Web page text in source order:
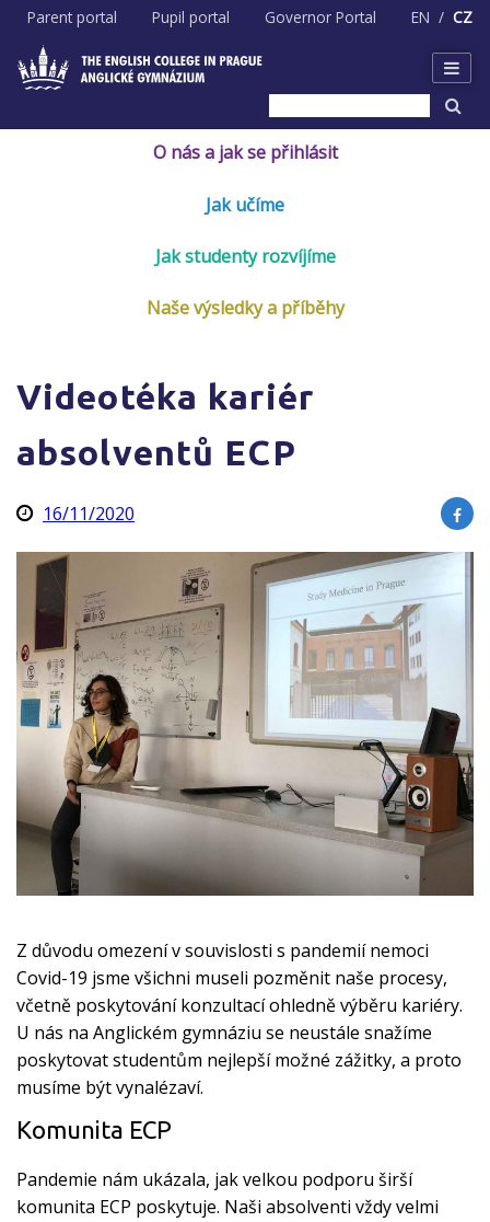
Skip
content
Parent portal Pupil portal Governor Portal EN CZ
O nás a jak se přihlásit
Jak učíme
Jak studenty rozvíjíme
Naše výsledky a příběhy
Videotéka kariér
absolventů ECP
16/11/2020
Z důvodu omezení v souvislosti s pandemií nemoci
Covid-19 jsme všichni museli pozměnit naše procesy,
včetně poskytování konzultací ohledně výběru kariéry.
U nás na Anglickém gymnáziu se neustále snažíme
poskytovat studentům nejlepší možné zážitky, a proto
musíme být vynalézaví.
Komunita ECP
Pandemie nám ukázala, jak velkou podporu širší
komunita ECP poskytuje. Naši absolventi vždy velmi